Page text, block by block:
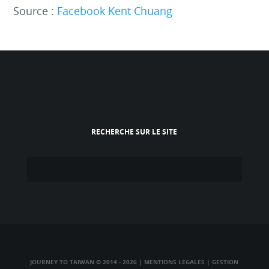
Source : Facebook Kent Chuang
RECHERCHE SUR LE SITE
JOURNEY TO TAIWAN © 2014 - 2026 | MENTIONS LÉGALES |GESTION